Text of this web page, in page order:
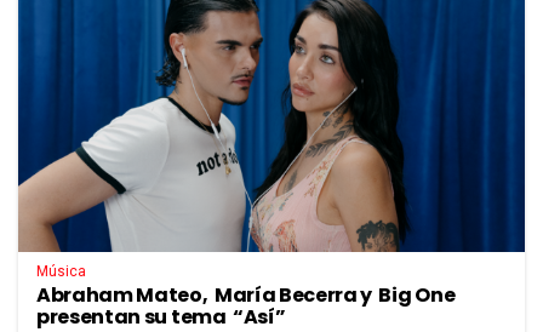
Música
Abraham Mateo, María Becerra y Big One
presentan su tema “Así”